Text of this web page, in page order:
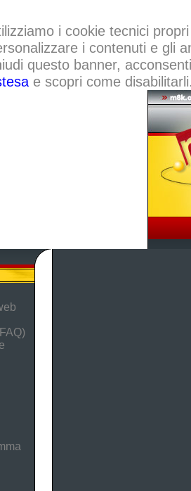
i cookie tecnici
i contenuti e gli
questo banner,
e scopri come